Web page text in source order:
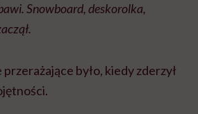
Snowboard, deskorolka,
było, kiedy zderzył